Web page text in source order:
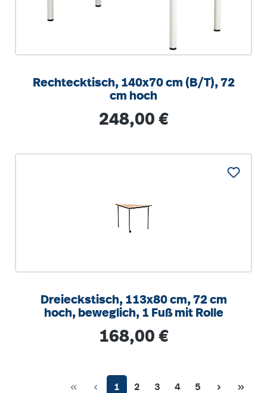
Rechtecktisch, 140x70 cm (B/T), 72
cm hoch
Regulärer Preis:
248,00 €
Dreieckstisch, 113x80 cm, 72 cm
hoch, beweglich, 1 Fuß mit Rolle
Regulärer Preis:
168,00 €
Seite
1 Seite
2 Seite
3 Seite
4 Seite
5